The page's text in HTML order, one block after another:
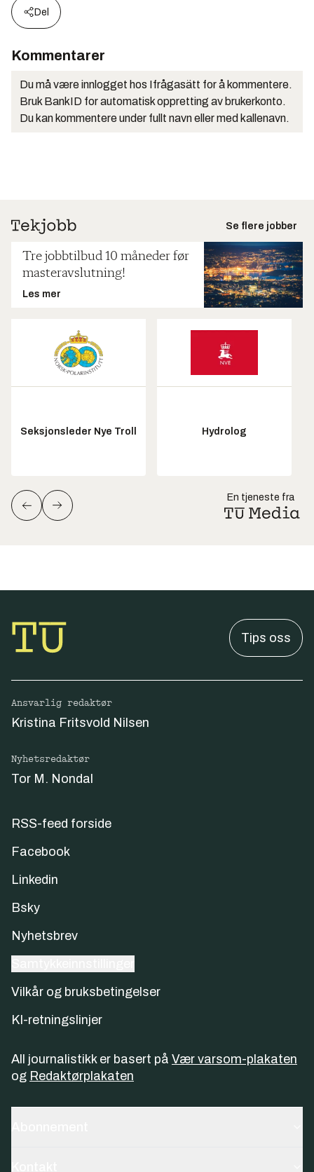
Del
Kommentarer
Du må være innlogget hos Ifrågasätt for å kommentere.
Bruk BankID for automatisk oppretting av brukerkonto.
Du kan kommentere under fullt navn eller med kallenavn.
Se flere jobber
Tre jobbtilbud 10 måneder før
masteravslutning!
Les mer
Seksjonsleder Nye Troll Hydrolog
En tjeneste fra
Tips oss
Ansvarlig redaktør
Kristina Fritsvold Nilsen
Nyhetsredaktør
Tor M. Nondal
RSS-feed forside
Facebook
Linkedin
Bsky
Nyhetsbrev
Vilkår og bruksbetingelser
KI-retningslinjer
All journalistikk er basert på Vær varsom-plakaten
og Redaktørplakaten